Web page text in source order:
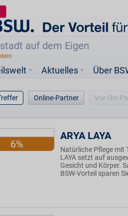
auf dem Eigen
Aktuelles Über
Online-Partner Vor-Ort-
6%
ARYA LAYA
Natürliche Pflege mit
LAYA setzt auf
Gesicht und Körper.
BSW-Vorteil sparen